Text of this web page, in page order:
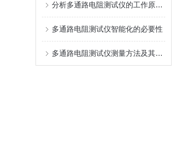
分析多通路电阻测试仪的工作原理和使用范围
多通路电阻测试仪智能化的必要性
多通路电阻测试仪测量方法及其注意事项